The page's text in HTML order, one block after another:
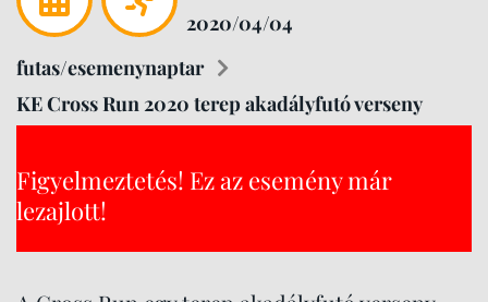
2020/04/04
futas/esemenynaptar
KE Cross Run 2020 terep akadályfutó verseny
Figyelmeztetés! Ez az esemény már
lezajlott!